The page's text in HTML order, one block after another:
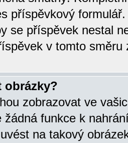
příspěvkový
se příspěvek nestal
v tomto směru
obrázky?
zobrazovat ve
žádná funkce k
na takový